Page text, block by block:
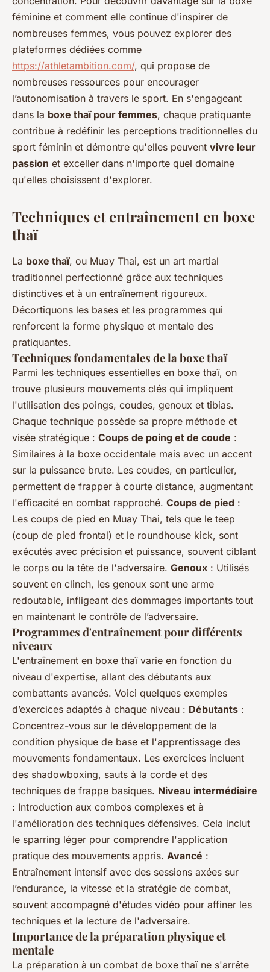
féminine et comment elle continue d'inspirer de
nombreuses femmes, vous pouvez explorer des
plateformes dédiées comme
https://athletambition.com/, qui propose de
nombreuses ressources pour encourager
l’autonomisation à travers le sport. En s'engageant
dans la boxe thaï pour femmes, chaque pratiquante
contribue à redéfinir les perceptions traditionnelles du
sport féminin et démontre qu'elles peuvent vivre leur
passion et exceller dans n'importe quel domaine
qu'elles choisissent d'explorer.
Techniques et entraînement en boxe
thaï
La boxe thaï, ou Muay Thai, est un art martial
traditionnel perfectionné grâce aux techniques
distinctives et à un entraînement rigoureux.
Décortiquons les bases et les programmes qui
renforcent la forme physique et mentale des
pratiquantes.
Techniques fondamentales de la boxe thaï
Parmi les techniques essentielles en boxe thaï, on
trouve plusieurs mouvements clés qui impliquent
l'utilisation des poings, coudes, genoux et tibias.
Chaque technique possède sa propre méthode et
visée stratégique : Coups de poing et de coude :
Similaires à la boxe occidentale mais avec un accent
sur la puissance brute. Les coudes, en particulier,
permettent de frapper à courte distance, augmentant
l'efficacité en combat rapproché. Coups de pied :
Les coups de pied en Muay Thai, tels que le teep
(coup de pied frontal) et le roundhouse kick, sont
exécutés avec précision et puissance, souvent ciblant
le corps ou la tête de l'adversaire. Genoux : Utilisés
souvent en clinch, les genoux sont une arme
redoutable, infligeant des dommages importants tout
en maintenant le contrôle de l’adversaire.
Programmes d'entraînement pour différents
niveaux
L'entraînement en boxe thaï varie en fonction du
niveau d'expertise, allant des débutants aux
combattants avancés. Voici quelques exemples
d’exercices adaptés à chaque niveau : Débutants :
Concentrez-vous sur le développement de la
condition physique de base et l'apprentissage des
mouvements fondamentaux. Les exercices incluent
des shadowboxing, sauts à la corde et des
techniques de frappe basiques. Niveau intermédiaire
: Introduction aux combos complexes et à
l'amélioration des techniques défensives. Cela inclut
le sparring léger pour comprendre l'application
pratique des mouvements appris. Avancé :
Entraînement intensif avec des sessions axées sur
l’endurance, la vitesse et la stratégie de combat,
souvent accompagné d'études vidéo pour affiner les
techniques et la lecture de l'adversaire.
Importance de la préparation physique et
mentale
La préparation à un combat de boxe thaï ne s'arrête